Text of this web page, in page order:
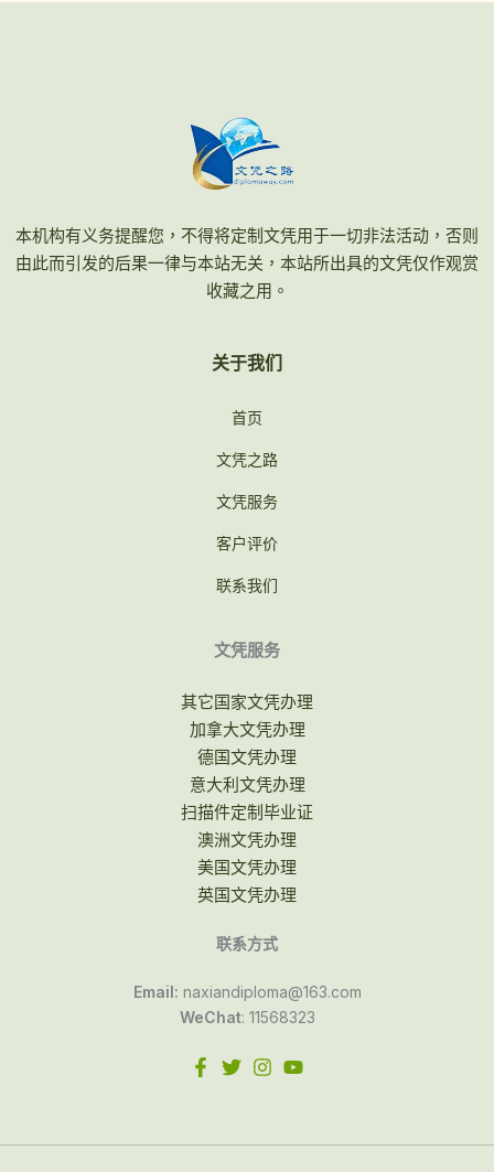
本机构有义务提醒您，不得将定制文凭用于一切非法活动，否则
由此而引发的后果一律与本站无关，本站所出具的文凭仅作观赏
收藏之用。
关于我们
首页
文凭之路
文凭服务
客户评价
联系我们
文凭服务
其它国家文凭办理
加拿大文凭办理
德国文凭办理
意大利文凭办理
扫描件定制毕业证
澳洲文凭办理
美国文凭办理
英国文凭办理
联系方式
Email: naxiandiploma@163.com
WeChat: 11568323